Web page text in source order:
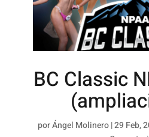
BC Classic
porÁngel Molinero|29 Feb,